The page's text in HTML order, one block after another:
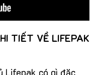
TIẾT VỀ LIFEPAK
Lifepak có gì đặc